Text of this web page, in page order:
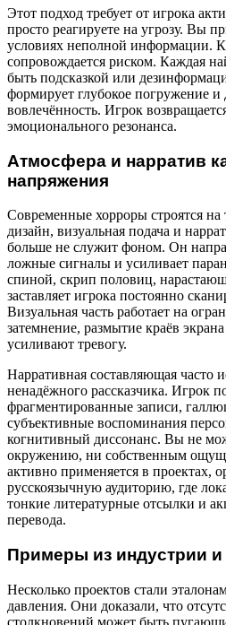
Этот подход требует от игрока
просто реагируете на угрозу. Вы
условиях неполной информации.
сопровождается риском. Каждая
быть подсказкой или
формирует глубокое погружение
вовлечённость. Игрок
эмоционального резонанса.
Атмосфера и нарратив
напряжения
Современные хорроры строятся на
дизайн, визуальная подача и
больше не служит фоном. Он
ложные сигналы и усиливает
спиной, скрип половиц,
заставляет игрока постоянно
Визуальная часть работает на
затемнение, размытие краёв
усиливают тревогу.
Нарративная составляющая часто
ненадёжного рассказчика. Игрок
фрагментированные записи,
субъективные воспоминания
когнитивный диссонанс. Вы не
окружению, ни собственным
активно применяется в проектах,
русскоязычную аудиторию, где
тонкие литературные отсылки и
перевода.
Примеры из индустрии и
Несколько проектов стали
давления. Они доказали, что
столкновений может быть